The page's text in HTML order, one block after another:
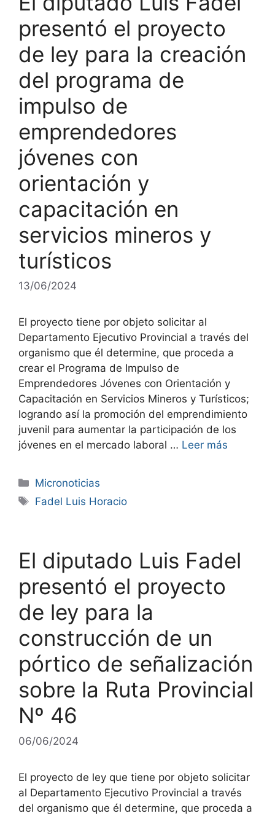
presentó el proyecto
de ley para la creación
del programa de
impulso de
emprendedores
jóvenes con
orientación y
capacitación en
servicios mineros y
turísticos
13/06/2024
El proyecto tiene por objeto solicitar al
Departamento Ejecutivo Provincial a través del
organismo que él determine, que proceda a
crear el Programa de Impulso de
Emprendedores Jóvenes con Orientación y
Capacitación en Servicios Mineros y Turísticos;
logrando así la promoción del emprendimiento
juvenil para aumentar la participación de los
jóvenes en el mercado laboral … Leer más
Micronoticias
Fadel Luis Horacio
El diputado Luis Fadel
presentó el proyecto
de ley para la
construcción de un
pórtico de señalización
sobre la Ruta Provincial
Nº 46
06/06/2024
El proyecto de ley que tiene por objeto solicitar
al Departamento Ejecutivo Provincial a través
del organismo que él determine, que proceda a